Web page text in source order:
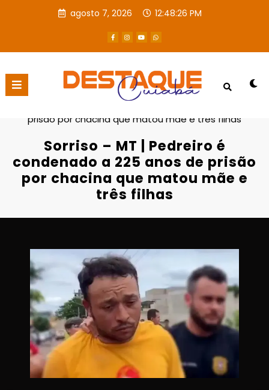
agosto 7, 2026 12:48:26 PM
Página inicial
Destaques
prisão por chacina que matou mãe e três filhas
Sorriso – MT | Pedreiro é
condenado a 225 anos de prisão
por chacina que matou mãe e
três filhas